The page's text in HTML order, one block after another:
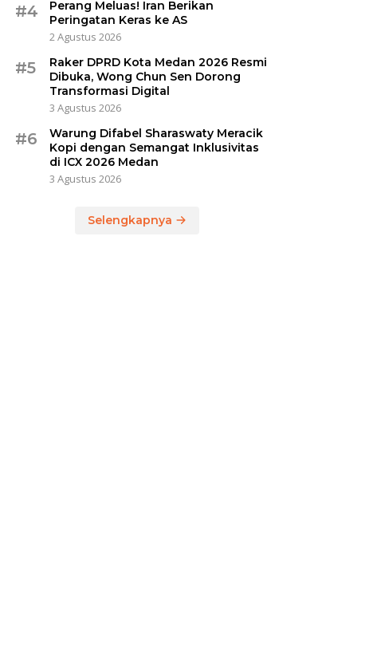
#4
Perang Meluas! Iran Berikan
Peringatan Keras ke AS
2 Agustus 2026
#5
Raker DPRD Kota Medan 2026 Resmi
Dibuka, Wong Chun Sen Dorong
Transformasi Digital
3 Agustus 2026
#6
Warung Difabel Sharaswaty Meracik
Kopi dengan Semangat Inklusivitas
di ICX 2026 Medan
3 Agustus 2026
Selengkapnya